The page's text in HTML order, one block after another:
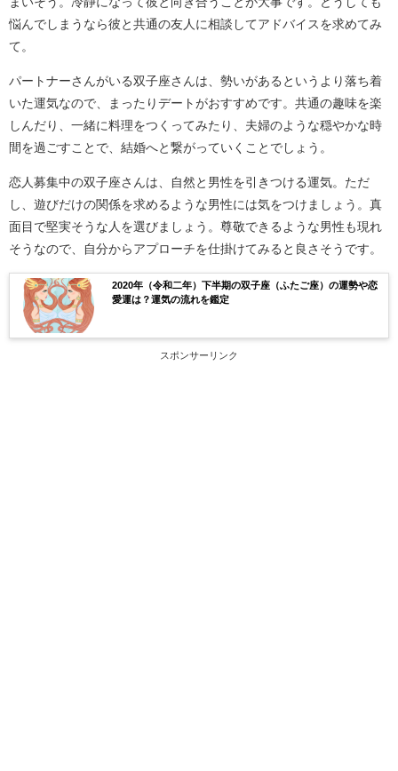
悩んでしまうなら彼と共通の友人に相談してアドバイスを求めてみ
て。
パートナーさんがいる双子座さんは、勢いがあるというより落ち着
いた運気なので、まったりデートがおすすめです。共通の趣味を楽
しんだり、一緒に料理をつくってみたり、夫婦のような穏やかな時
間を過ごすことで、結婚へと繋がっていくことでしょう。
恋人募集中の双子座さんは、自然と男性を引きつける運気。ただ
し、遊びだけの関係を求めるような男性には気をつけましょう。真
面目で堅実そうな人を選びましょう。尊敬できるような男性も現れ
そうなので、自分からアプローチを仕掛けてみると良さそうです。
2020年（令和二年）下半期の双子座（ふたご座）の運勢や恋
愛運は？運気の流れを鑑定
スポンサーリンク